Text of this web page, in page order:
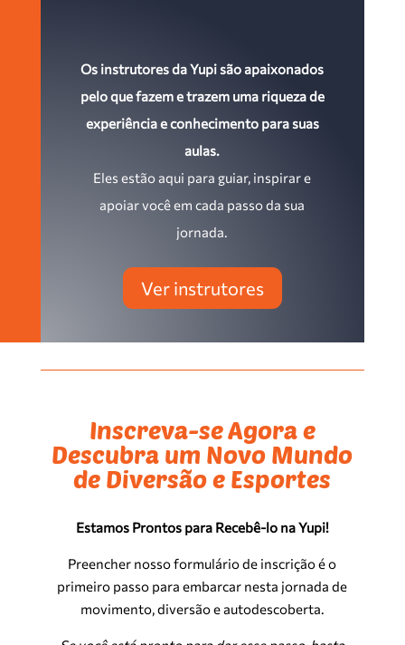
Os instrutores da Yupi são apaixonados
pelo que fazem e trazem uma riqueza de
experiência e conhecimento para suas
aulas.
Eles estão aqui para guiar, inspirar e
apoiar você em cada passo da sua
jornada.
Ver instrutores
Inscreva-se Agora e
Descubra um Novo Mundo
de Diversão e Esportes
Estamos Prontos para Recebê-lo na Yupi!
Preencher nosso formulário de inscrição é o
primeiro passo para embarcar nesta jornada de
movimento, diversão e autodescoberta.